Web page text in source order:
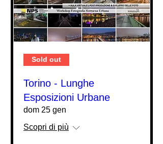
Sold out
Torino - Lunghe
Esposizioni Urbane
dom 25 gen
Scopri di più